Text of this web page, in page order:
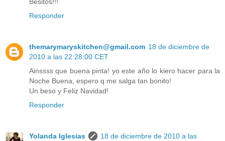
Responder
themarymaryskitchen@gmail.com 18 de diciembre de
2010 a las 22:28:00 CET
Ainssss que buena pinta! yo este año lo kiero hacer para la
Noche Buena, espero q me salga tan bonito!
Un beso y Feliz Navidad!
Responder
Yolanda Iglesias
18 de diciembre de 2010 a las